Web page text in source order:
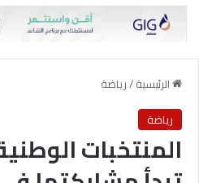
الرئيسية/رياضة
رياضة
المنتخبات